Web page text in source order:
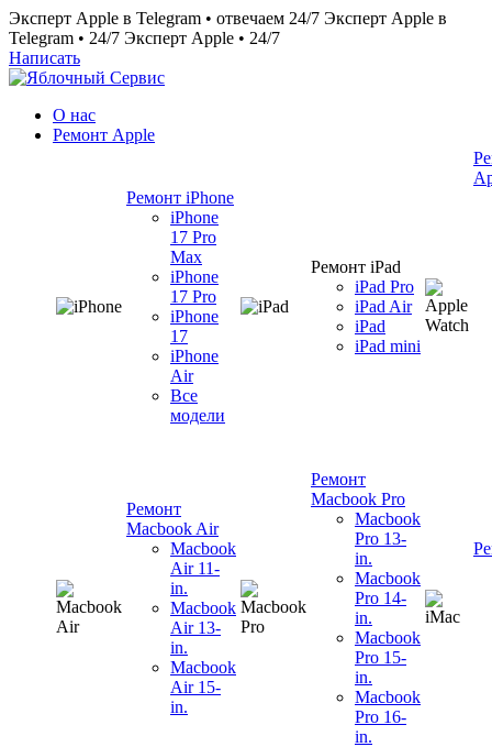
Эксперт Apple в Telegram • отвечаем 24/7 Эксперт Apple в
Telegram • 24/7 Эксперт Apple • 24/7
Написать
О нас
Ремонт Apple
Ремонт iPhone
iPhone
17 Pro
Max
iPhone
17 Pro
iPhone
17
iPhone
Air
Все
модели
Ремонт iPad
iPad Pro
iPad Air
iPad
iPad mini
Ремонт
Macbook Air
Macbook
Air 11-
in.
Macbook
Air 13-
in.
Macbook
Air 15-
in.
Ремонт
Macbook Pro
Macbook
Pro 13-
in.
Macbook
Pro 14-
in.
Macbook
Pro 15-
in.
Macbook
Pro 16-
in.